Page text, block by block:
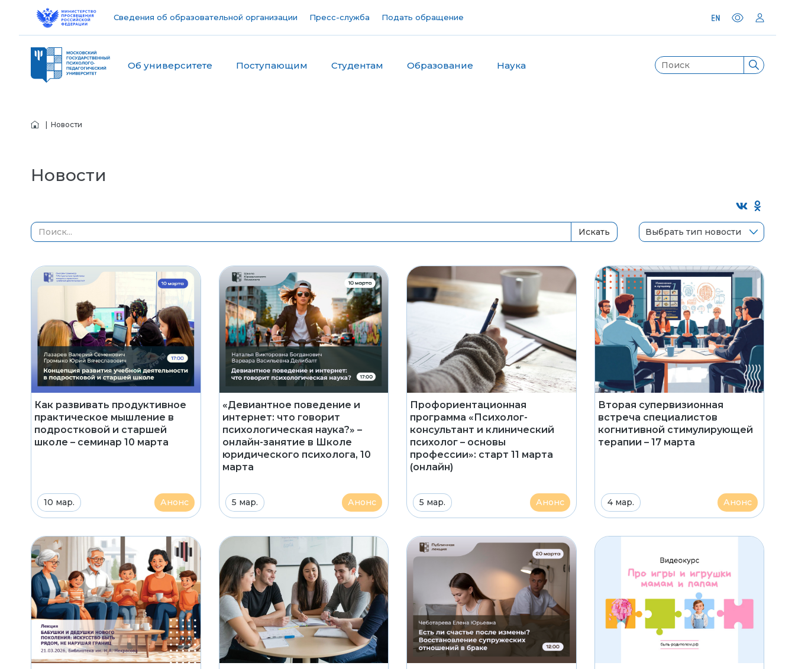
Сведения об образовательной организации Пресс-служба Подать обращение
Об университете Поступающим Студентам Образование Наука
| Новости
Новости
Искать Выбрать тип новости
Как развивать продуктивное
практическое мышление в
подростковой и старшей
школе – семинар 10 марта
10 мар. Анонс
«Девиантное поведение и
интернет: что говорит
психологическая наука?» –
онлайн-занятие в Школе
юридического психолога, 10
марта
5 мар. Анонс
Профориентационная
программа «Психолог-
консультант и клинический
психолог – основы
профессии»: старт 11 марта
(онлайн)
5 мар. Анонс
Вторая супервизионная
встреча специалистов
когнитивной стимулирующей
терапии – 17 марта
4 мар. Анонс